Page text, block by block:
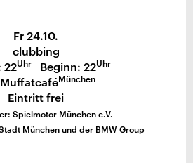
Fr 24.10.
clubbing
22UhrBeginn: 22Uhr
München
Eintritt frei
Spielmotor München e.V.
München und der BMW Group